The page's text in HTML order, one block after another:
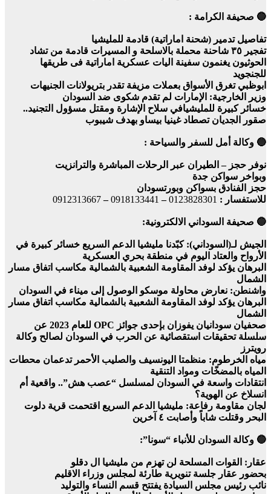
🔵 صحيفة الكرامة :
تفاصيل تدمير (شحنة اماراتية) قادمة للمليشيا
تفجير ٣٥ شاحنة محملة بالاسلحة و المسيرات قادمة من تشاد
الحوثيون يغنمون سفينة اليات عسكرية اماراتية فى طريقها
للجنجويد
ابوظبي تغرق الأسواق بعملات مزيفة تقدر بتريولانات الجنيهات
وزير الخارجية: الإمارات لم تقدم شكوى ضد السودان
خسائر كبيرة للمليشيافي سلاح الإشارة ومقتل مسؤول التجنيد..
صقور الجديان تصطاد غينيا بيساو بهدف شيبوب
🔵 وكالة أمل للسفر والسياحة :
نوفر حجز – الطيران عبر الرحلات المباشرة والترانزيت
وبواخر سواكن جدة
حجز الفنادق بسواكن وبورتسودان
للاستفسار : 0123828301
–
0918133441
–
0912313667
🔵 صحيفة السوداني الالكترونية:
الجيش لـ(السوداني): كبّدنا مليشيا الدعم السريع خسائر كبيرة في
الأرواح والعتاد اليوم في منطقة بحري العسكرية
البرهان يؤكد لوفد المقاومة الشعبية بالشمالية مكاسب اتفاق مسار
الشمال
واشنطن: نعارض محاولة موسكو الوصول إلى ميناء في السودان
البرهان يؤكد لوفد المقاومة الشعبية بالشمالية مكاسب اتفاق مسار
الشمال
صحفيان سودانيان يفوزان بإحدى جوائز OPC للعام 2023 عن
سلسلة تحقيقات استقصائية عن الحرب في السودان لصالح وكالة
رويترز
مياه الخرطوم: منظمتا اليونسيف والصليب الأحمر تدعمان محطات
المياه بالمضخّات ومواد التنقية
انتقادات واسعة في السودان لمسلسل “عصب هش”.. واقعية أم
انسلاخ عن الهوية؟
لجان مقاومة رفاعة: مليشيا الدعم السريع اقتحمت قرية دلوت
البحر وقتلت شاباً وأصابت ٤ آخرين
🔵 وكالة السودان للأنباء “سونا”:
عقار: القوات المسلحة لن تهزم من مليشيا ال دقلو
بحضور عقار جلسة تنويرية طارئة لمجلس وزراء الاقليم
نائب رئيس مجلس السيادة يفتتح قسم النساء والتوليد